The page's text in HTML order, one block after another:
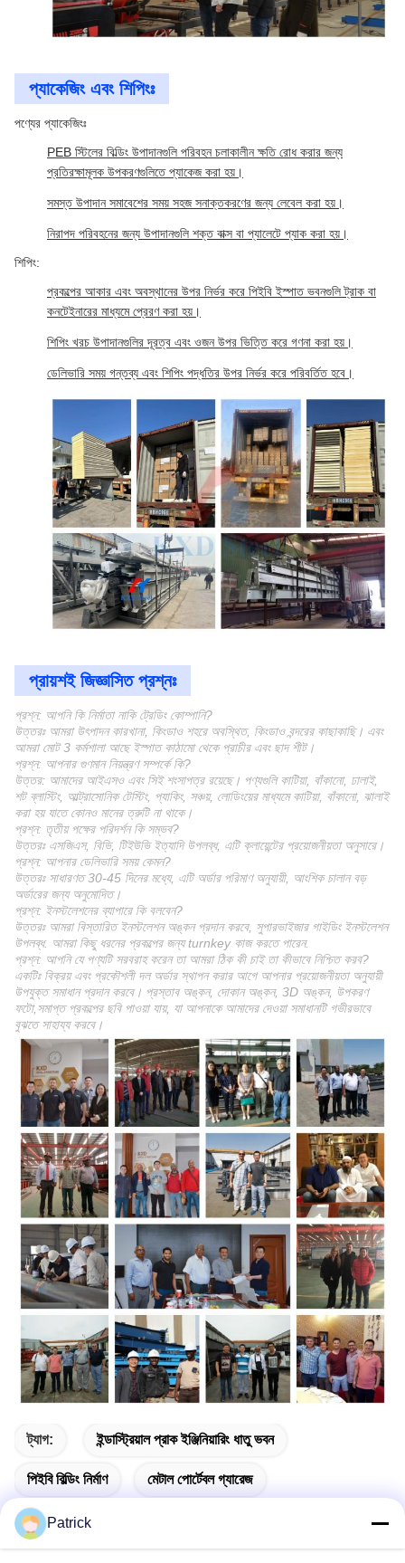
প্যাকেজিং এবং শিপিংঃ
পণ্যের প্যাকেজিংঃ
PEB স্টিলের বিল্ডিং উপাদানগুলি পরিবহন চলাকালীন ক্ষতি রোধ করার জন্য
প্রতিরক্ষামূলক উপকরণগুলিতে প্যাকেজ করা হয়।
সমস্ত উপাদান সমাবেশের সময় সহজ সনাক্তকরণের জন্য লেবেল করা হয়।
নিরাপদ পরিবহনের জন্য উপাদানগুলি শক্ত বাক্স বা প্যালেটে প্যাক করা হয়।
শিপিং:
প্রকল্পের আকার এবং অবস্থানের উপর নির্ভর করে পিইবি ইস্পাত ভবনগুলি ট্রাক বা
কনটেইনারের মাধ্যমে প্রেরণ করা হয়।
শিপিং খরচ উপাদানগুলির দূরত্ব এবং ওজন উপর ভিত্তি করে গণনা করা হয়।
ডেলিভারি সময় গন্তব্য এবং শিপিং পদ্ধতির উপর নির্ভর করে পরিবর্তিত হবে।
প্রায়শই জিজ্ঞাসিত প্রশ্নঃ
প্রশ্ন: আপনি কি নির্মাতা নাকি ট্রেডিং কোম্পানি?
উত্তরঃ আমরা উৎপাদন কারখানা, কিংডাও শহরে অবস্থিত, কিংডাও বন্দরের কাছাকাছি। এবং
আমরা মোট 3 কর্মশালা আছে ইস্পাত কাঠামো থেকে প্রাচীর এবং ছাদ শীট।
প্রশ্ন: আপনার গুণমান নিয়ন্ত্রণ সম্পর্কে কি?
উত্তর: আমাদের আইএসও এবং সিই শংসাপত্র রয়েছে। পণ্যগুলি কাটিয়া, বাঁকানো, ঢালাই,
শট ব্লাস্টিং, আল্ট্রাসোনিক টেস্টিং, প্যাকিং, সঞ্চয়, লোডিংয়ের মাধ্যমে কাটিয়া, বাঁকানো, ঝালাই
করা হয় যাতে কোনও মানের ত্রুটি না থাকে।
প্রশ্ন: তৃতীয় পক্ষের পরিদর্শন কি সম্ভব?
উত্তরঃ এসজিএস, বিভি, টিইউভি ইত্যাদি উপলব্ধ, এটি ক্লায়েন্টের প্রয়োজনীয়তা অনুসারে।
প্রশ্ন: আপনার ডেলিভারি সময় কেমন?
উত্তরঃ সাধারণত 30-45 দিনের মধ্যে, এটি অর্ডার পরিমাণ অনুযায়ী, আংশিক চালান বড়
অর্ডারের জন্য অনুমোদিত।
প্রশ্ন: ইনস্টলেশনের ব্যাপারে কি বলবেন?
উত্তরঃ আমরা বিস্তারিত ইনস্টলেশন অঙ্কন প্রদান করবে, সুপারভাইজার গাইডিং ইনস্টলেশন
উপলব্ধ. আমরা কিছু ধরনের প্রকল্পের জন্য turnkey কাজ করতে পারেন.
প্রশ্ন: আপনি যে পণ্যটি সরবরাহ করেন তা আমরা ঠিক কী চাই তা কীভাবে নিশ্চিত করব?
একটিঃ বিক্রয় এবং প্রকৌশলী দল অর্ডার স্থাপন করার আগে আপনার প্রয়োজনীয়তা অনুযায়ী
উপযুক্ত সমাধান প্রদান করবে। প্রস্তাব অঙ্কন, দোকান অঙ্কন, 3D অঙ্কন, উপকরণ
ফটো,সমাপ্ত প্রকল্পের ছবি পাওয়া যায়, যা আপনাকে আমাদের দেওয়া সমাধানটি গভীরভাবে
বুঝতে সাহায্য করবে।
ট্যাগ: ইন্ডাস্ট্রিয়াল প্রাক ইঞ্জিনিয়ারিং ধাতু ভবন
পিইবি বিল্ডিং নির্মাণ মেটাল পোর্টেবল গ্যারেজ
Patrick